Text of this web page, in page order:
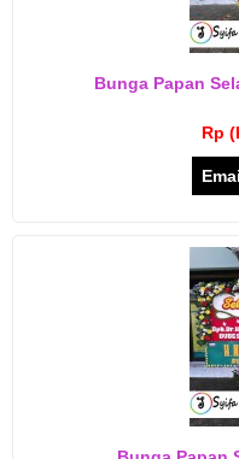
Bunga Papan
Rp